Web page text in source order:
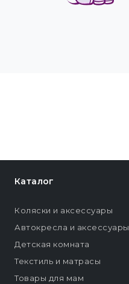
Каталог
Коляски и аксессуары
Автокресла и аксессуары
Детская комната
Текстиль и матрасы
Товары для мам